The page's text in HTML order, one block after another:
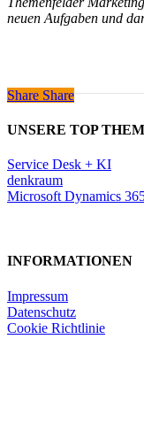
neuen Aufgaben und
Share
Share Share
UNSERE TOP
Service Desk + KI
denkraum
Microsoft Dynamics
INFORMATIONEN
Impressum
Datenschutz
Cookie Richtlinie